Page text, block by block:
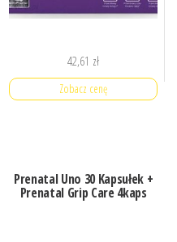
42,61 zł
Zobacz cenę
Prenatal Uno 30 Kapsułek +
Prenatal Grip Care 4kaps